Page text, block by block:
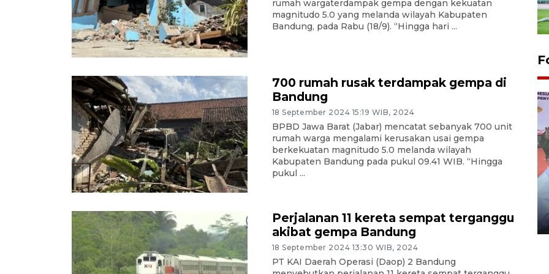
rumah wargaterdampak gempa dengan kekuatan
magnitudo 5.0 yang melanda wilayah Kabupaten
Bandung, pada Rabu (18/9). “Hingga hari ...
700 rumah rusak terdampak gempa di
Bandung
18 September 2024 15:19 WIB, 2024
BPBD Jawa Barat (Jabar) mencatat sebanyak 700 unit
rumah warga mengalami kerusakan usai gempa
berkekuatan magnitudo 5.0 melanda wilayah
Kabupaten Bandung pada pukul 09.41 WIB. “Hingga
pukul ...
Perjalanan 11 kereta sempat terganggu
akibat gempa Bandung
18 September 2024 13:30 WIB, 2024
PT KAI Daerah Operasi (Daop) 2 Bandung
08 February 2024 15:30 WIB, 2024